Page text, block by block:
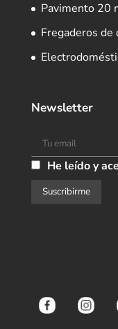
Pavimento 20
Fregaderos de
Newsletter
He leído y